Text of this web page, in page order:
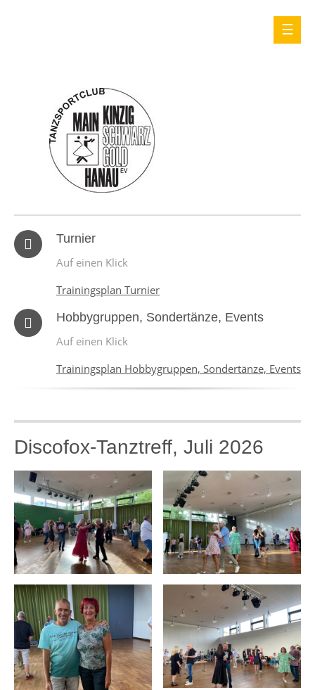
Turnier
Auf einen Klick
Trainingsplan Turnier
Hobbygruppen, Sondertänze, Events
Auf einen Klick
Trainingsplan Hobbygruppen, Sondertänze, Events
Discofox-Tanztreff, Juli 2026